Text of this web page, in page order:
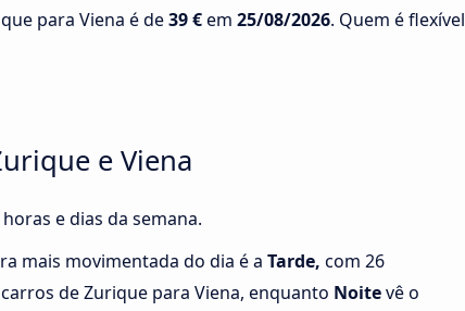
para Viena é de39 €em 25/08/2026. Quem é flexível
e Viena
e dias da semana.
mais movimentada do dia é a Tarde, com 26
de Zurique para Viena, enquanto Noitevê o